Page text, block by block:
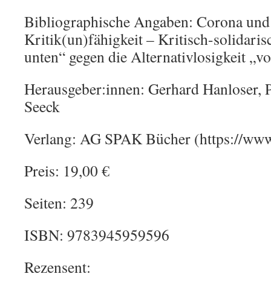
Bibliographische Angaben: Corona
Kritik(un)fähigkeit – Kritisch-
unten“ gegen die Alternativlosigkeit
Herausgeber:innen: Gerhard Hanloser,
Seeck
Verlang: AG SPAK Bücher (https://
Preis: 19,00 €
Seiten: 239
ISBN: 9783945959596
Rezensent: